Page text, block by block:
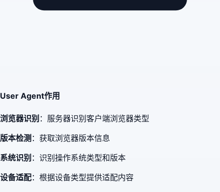
User Agent作用
浏览器识别 ：服务器识别客户端浏览器类型
版本检测 ：获取浏览器版本信息
系统识别 ：识别操作系统类型和版本
设备适配：根据设备类型提供适配内容